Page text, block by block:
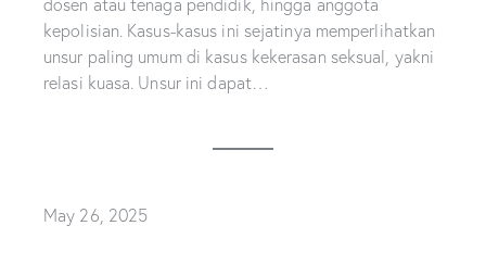
dosen atau tenaga pendidik, hingga anggota
kepolisian. Kasus-kasus ini sejatinya memperlihatkan
unsur paling umum di kasus kekerasan seksual, yakni
relasi kuasa. Unsur ini dapat…
May 26, 2025